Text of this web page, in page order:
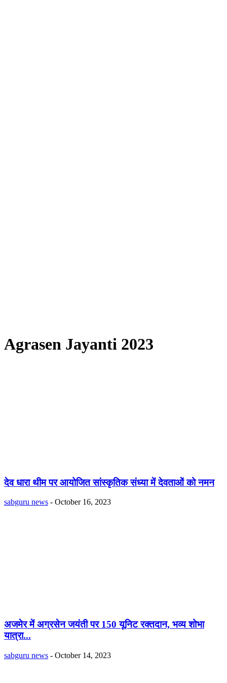
Agrasen Jayanti 2023
देव धारा थीम पर आयोजित सांस्कृतिक संध्या में देवताओं को नमन
sabguru news - October 16, 2023
अजमेर में अग्रसेन जयंती पर 150 यूनिट रक्तदान, भव्य शोभा
यात्रा...
sabguru news - October 14, 2023